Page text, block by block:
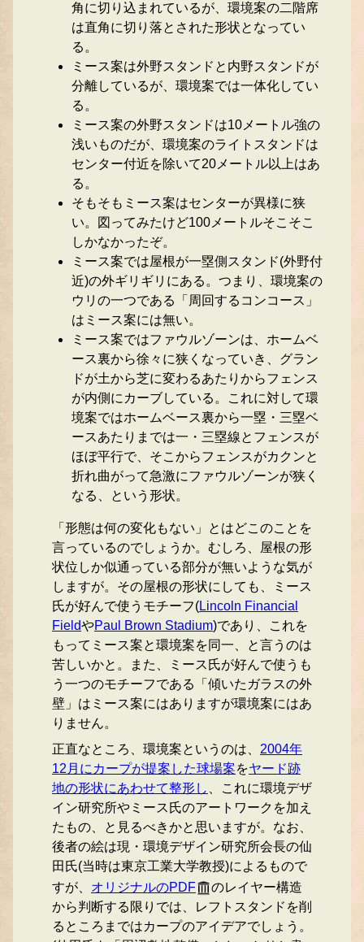
角に切り込まれているが、環境案の二階席
は直角に切り落とされた形状となってい
る。
ミース案は外野スタンドと内野スタンドが
分離しているが、環境案では一体化してい
る。
ミース案の外野スタンドは10メートル強の
浅いものだが、環境案のライトスタンドは
センター付近を除いて20メートル以上はあ
る。
そもそもミース案はセンターが異様に狭
い。図ってみたけど100メートルそこそこ
しかなかったぞ。
ミース案では屋根が一塁側スタンド(外野付
近)の外ギリギリにある。つまり、環境案の
ウリの一つである「周回するコンコース」
はミース案には無い。
ミース案ではファウルゾーンは、ホームベ
ース裏から徐々に狭くなっていき、グラン
ドが土から芝に変わるあたりからフェンス
が内側にカーブしている。これに対して環
境案ではホームベース裏から一塁・三塁ベ
ースあたりまでは一・三塁線とフェンスが
ほぼ平行で、そこからフェンスがカクンと
折れ曲がって急激にファウルゾーンが狭く
なる、という形状。
「形態は何の変化もない」とはどこのことを
言っているのでしょうか。むしろ、屋根の形
状位しか似通っている部分が無いような気が
しますが。その屋根の形状にしても、ミース
氏が好んで使うモチーフ(Lincoln Financial
FieldやPaul Brown Stadium)であり、これを
もってミース案と環境案を同一、と言うのは
苦しいかと。また、ミース氏が好んで使うも
う一つのモチーフである「傾いたガラスの外
壁」はミース案にはありますが環境案にはあ
りません。
正直なところ、環境案というのは、 2004年
12月にカープが提案した球場案をヤード跡
地の形状にあわせて整形し
、これに環境デザ
イン研究所やミース氏のアートワークを加え
たもの、と見るべきかと思いますが。なお、
後者の絵は現・環境デザイン研究所会長の仙
田氏(当時は東京工業大学教授)によるもので
すが、 オリジナルのPDF
のレイヤー構造
から判断する限りでは、レフトスタンドを削
るところまではカープのアイデアでしょう。